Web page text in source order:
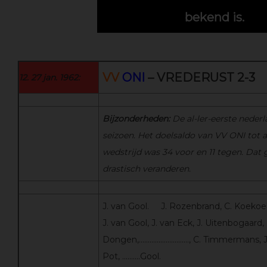
bekend is.
12. 27 jan. 1962: VV ONI – VREDERUST 2-3
Bijzonderheden: De al-ler-eerste
seizoen. Het doelsaldo van VV ONI tot
wedstrijd was 34 voor en 11 tegen. Dat
drastisch veranderen.
J. van Gool. J. Rozenbrand, C.
J. van Gool, J. van Eck, J. Uitenbogaard,
Dongen,………………………., C. Timmermans,
Pot, ……….Gool.